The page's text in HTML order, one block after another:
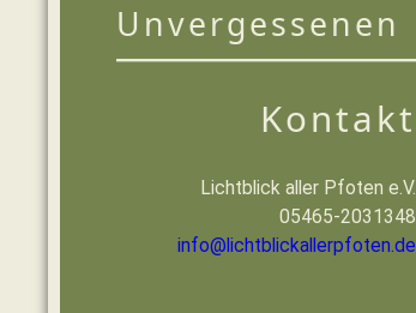
Unvergessenen
Kontakt
Lichtblick aller Pfoten e.V.
05465-2031348
info@lichtblickallerpfoten.de